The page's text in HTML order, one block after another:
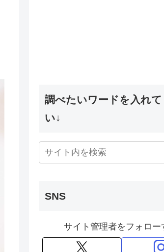
調べたいワードを入れて
い↓
SNS
サイト管理者をフォロー